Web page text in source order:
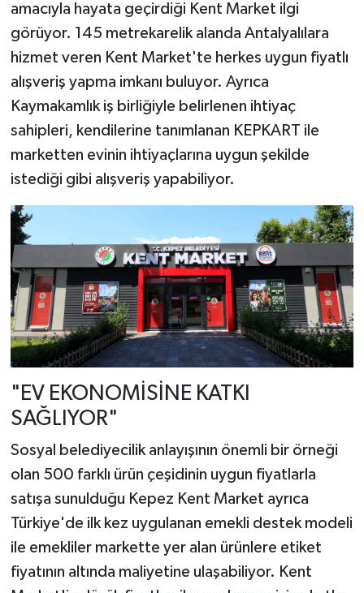
amacıyla hayata geçirdiği Kent Market ilgi
görüyor. 145 metrekarelik alanda Antalyalılara
hizmet veren Kent Market'te herkes uygun fiyatlı
alışveriş yapma imkanı buluyor. Ayrıca
Kaymakamlık iş birliğiyle belirlenen ihtiyaç
sahipleri, kendilerine tanımlanan KEPKART ile
marketten evinin ihtiyaçlarına uygun şekilde
istediği gibi alışveriş yapabiliyor.
"EV EKONOMİSİNE KATKI
SAĞLIYOR"
Sosyal belediyecilik anlayışının önemli bir örneği
olan 500 farklı ürün çeşidinin uygun fiyatlarla
satışa sunulduğu Kepez Kent Market ayrıca
Türkiye'de ilk kez uygulanan emekli destek modeli
ile emekliler markette yer alan ürünlere etiket
fiyatının altında maliyetine ulaşabiliyor. Kent